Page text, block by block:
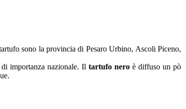
sono la provincia di Pesaro Urbino, Ascoli Piceno,
importanza nazionale. Il tartufo neroè diffuso un pò